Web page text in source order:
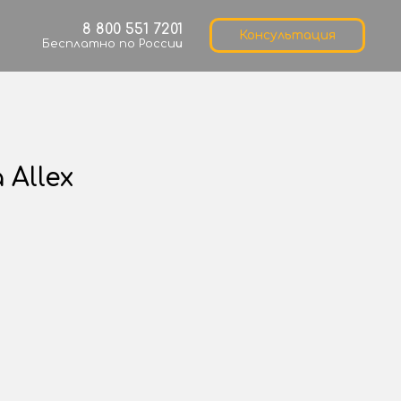
8 800 551 7201
Бесплатно по России
Консультация
Allex